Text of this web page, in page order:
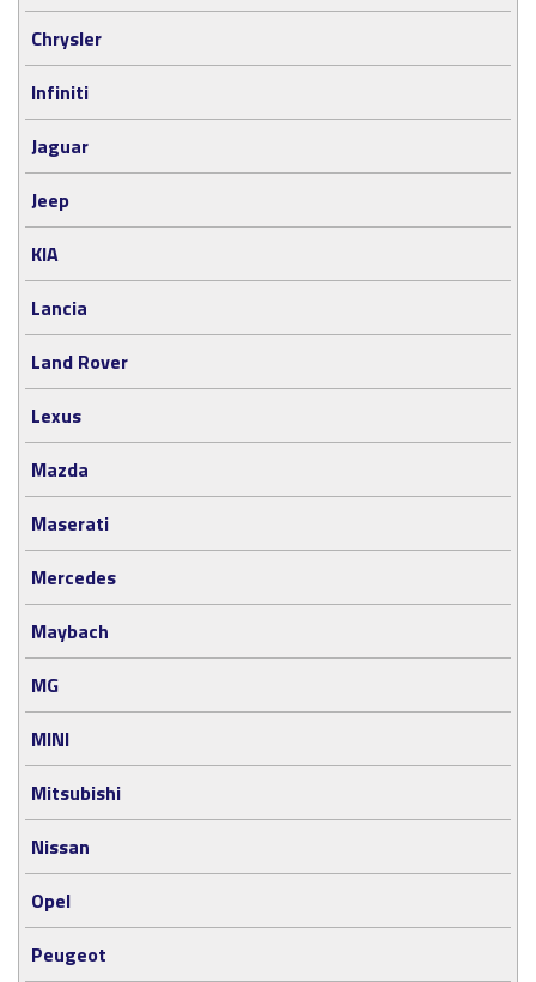
Chrysler
Infiniti
Jaguar
Jeep
KIA
Lancia
Land Rover
Lexus
Mazda
Maserati
Mercedes
Maybach
MG
MINI
Mitsubishi
Nissan
Opel
Peugeot